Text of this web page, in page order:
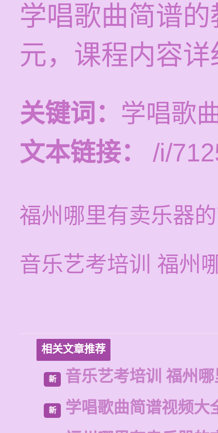
学唱歌曲简谱
元，课程内容
关键词： 学唱歌
文本链接：
/i/
福州哪里有卖乐器
音乐艺考培训 福州
相关文章推荐
新 音乐艺考培训 福州
新
学唱歌曲简谱视频大